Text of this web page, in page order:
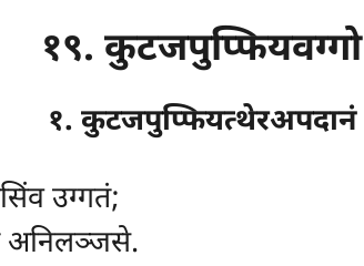
१९. कुटजपुप्फियवग्गो
१. कुटजपुप्फियत्थेरअपदानं
उग्गतं;
अनिलञ्जसे.